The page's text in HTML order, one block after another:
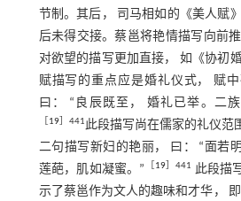
节制。其后， 司马相如的《美人赋
后未得交接。蔡邕将艳情描写向前
对欲望的描写更加直接， 如《协初
赋描写的重点应是婚礼仪式， 赋中
曰： “良辰既至， 婚礼已举。二
19］441 此段描写尚在儒家的礼仪范
二句描写新妇的艳丽， 曰： “面若
莲葩，肌如凝蜜。”
19］441
此段描
示了蔡邕作为文人的趣味和才华，